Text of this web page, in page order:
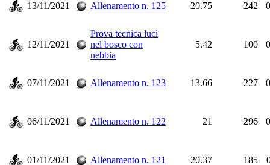
13/11/2021 Allenamento n. 125 20.75 242
12/11/2021
Prova tecnica luci
nel bosco con
nebbia
5.42 100
07/11/2021 Allenamento n. 123 13.66 227
06/11/2021 Allenamento n. 122 21 296
01/11/2021 Allenamento n. 121 20.37 185